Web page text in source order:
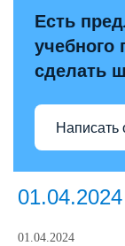
Есть
учебного
сделать
Написать
01.04.2024
01.04.2024